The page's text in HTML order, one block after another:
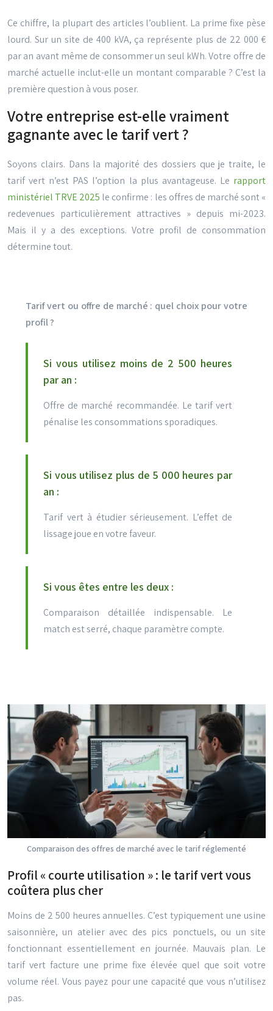
Ce chiffre, la plupart des articles l’oublient. La prime fixe pèse
lourd. Sur un site de 400 kVA, ça représente plus de 22 000 €
par an avant même de consommer un seul kWh. Votre offre de
marché actuelle inclut-elle un montant comparable ? C’est la
première question à vous poser.
Votre entreprise est-elle vraiment
gagnante avec le tarif vert ?
Soyons clairs. Dans la majorité des dossiers que je traite, le
tarif vert n’est PAS l’option la plus avantageuse. Le rapport
ministériel TRVE 2025 le confirme : les offres de marché sont «
redevenues particulièrement attractives » depuis mi-2023.
Mais il y a des exceptions. Votre profil de consommation
détermine tout.
Tarif vert ou offre de marché : quel choix pour votre
profil ?
Si vous utilisez moins de 2 500 heures
par an :
Offre de marché recommandée. Le tarif vert
pénalise les consommations sporadiques.
Si vous utilisez plus de 5 000 heures par
an :
Tarif vert à étudier sérieusement. L’effet de
lissage joue en votre faveur.
Si vous êtes entre les deux :
Comparaison détaillée indispensable. Le
match est serré, chaque paramètre compte.
Comparaison des offres de marché avec le tarif réglementé
Profil « courte utilisation » : le tarif vert vous
coûtera plus cher
Moins de 2 500 heures annuelles. C’est typiquement une usine
saisonnière, un atelier avec des pics ponctuels, ou un site
fonctionnant essentiellement en journée. Mauvais plan. Le
tarif vert facture une prime fixe élevée quel que soit votre
volume réel. Vous payez pour une capacité que vous n’utilisez
pas.